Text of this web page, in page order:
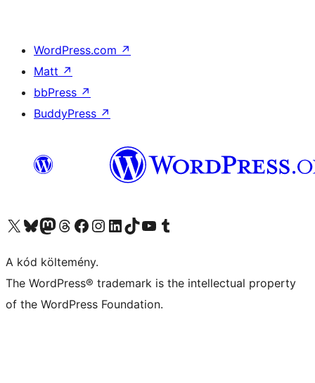
WordPress.com ↗
Matt ↗
bbPress ↗
BuddyPress ↗
Visit our X (formerly Twitter) account
Visit our Bluesky account
Twitter csatornánk
Visit our Threads account
Facebook oldalunk megtekintése
Visit our Instagram account
Visit our LinkedIn account
Visit our TikTok account
Visit our YouTube channel
Visit our Tumblr account
A kód költemény.
The WordPress® trademark is the intellectual property
of the WordPress Foundation.